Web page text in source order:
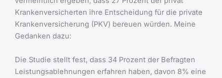
Krankenversicherten ihre Entscheidung für die private
Krankenversicherung (PKV) bereuen würden. Meine
Gedanken dazu:
Die Studie stellt fest, dass 34 Prozent der Befragten
Leistungsablehnungen erfahren haben, davon 8% eine